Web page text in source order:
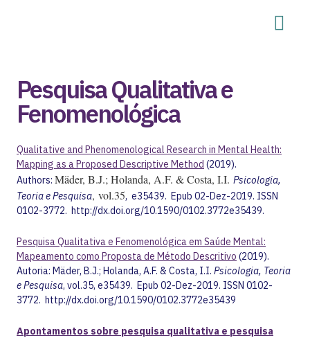
Pesquisa Qualitativa e
Fenomenológica
Qualitative and Phenomenological Research in Mental Health:
Mapping as a Proposed Descriptive Method (2019).
Authors: Mäder, B.J.; Holanda, A.F. & Costa, I.I. Psicologia,
Teoria e Pesquisa, vol.35, e35439. Epub 02-Dez-2019. ISSN
0102-3772. http://dx.doi.org/10.1590/0102.3772e35439.
Pesquisa Qualitativa e Fenomenológica em Saúde Mental:
Mapeamento como Proposta de Método Descritivo (2019).
Autoria: Mäder, B.J.; Holanda, A.F. & Costa, I.I. Psicologia, Teoria
e Pesquisa, vol.35, e35439. Epub 02-Dez-2019. ISSN 0102-
3772. http://dx.doi.org/10.1590/0102.3772e35439
Apontamentos sobre pesquisa qualitativa e pesquisa